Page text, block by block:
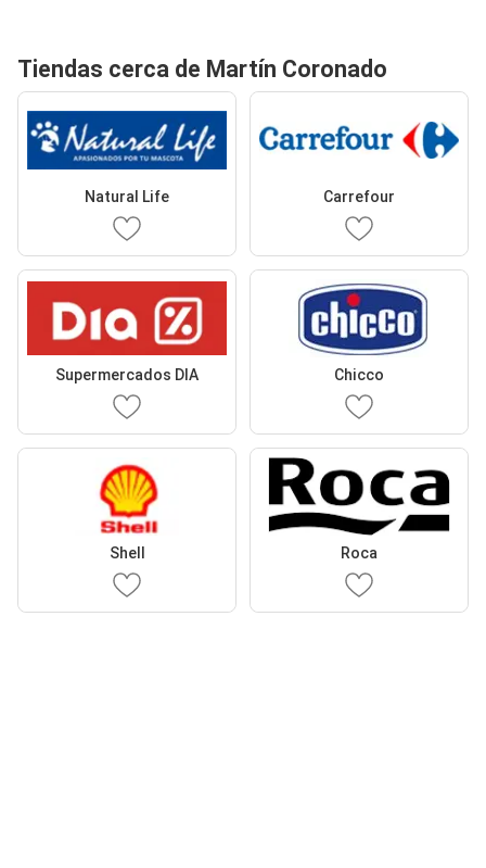
Tiendas cerca de Martín Coronado
Natural Life Carrefour
Supermercados DIA Chicco
Shell Roca